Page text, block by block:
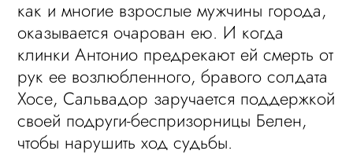
как и многие взрослые мужчины города,
оказывается очарован ею. И когда
клинки Антонио предрекают ей смерть от
рук ее возлюбленного, бравого солдата
Хосе, Сальвадор заручается поддержкой
своей подруги-беспризорницы Белен,
чтобы нарушить ход судьбы.